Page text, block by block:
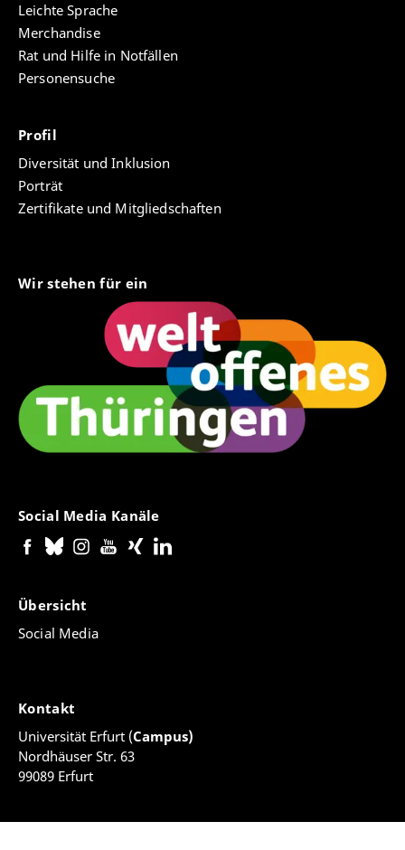
Leichte Sprache
Merchandise
Rat und Hilfe in Notfällen
Personensuche
Profil
Diversität und Inklusion
Porträt
Zertifikate und Mitgliedschaften
Wir stehen für ein
Social Media Kanäle
Übersicht
Social Media
Kontakt
Universität Erfurt (Campus)
Nordhäuser Str. 63
99089 Erfurt